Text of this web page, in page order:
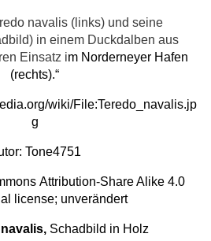
navalis (links) und seine
in einem Duckdalben aus
Einsatz im Norderneyer Hafen
(rechts).“
wiki/File:Teredo_navalis.jp
g
Tone4751
Attribution-Share Alike 4.0
license; unverändert
Schadbild in Holz